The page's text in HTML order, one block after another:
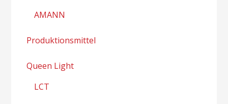
AMANN
Produktionsmittel
Queen Light
LCT